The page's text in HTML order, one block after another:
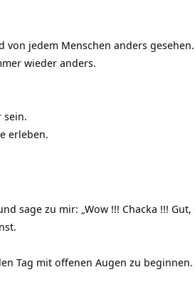
jedem Menschen anders gesehen.
wieder anders.
sein.
erleben.
sage zu mir: „Wow !!! Chacka !!! Gut,
Tag mit offenen Augen zu beginnen.